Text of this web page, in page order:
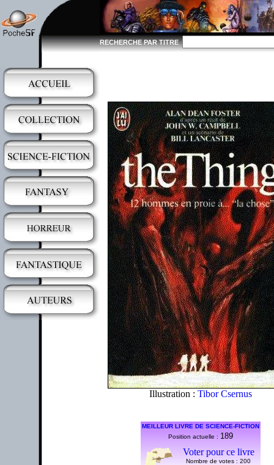
RECHERCHE PAR TITRE
Illustration : Tibor Csernus
MEILLEUR LIVRE DE SCIENCE-FICTION
Position actuelle : 189
Voter pour ce livre
Nombre de votes : 200